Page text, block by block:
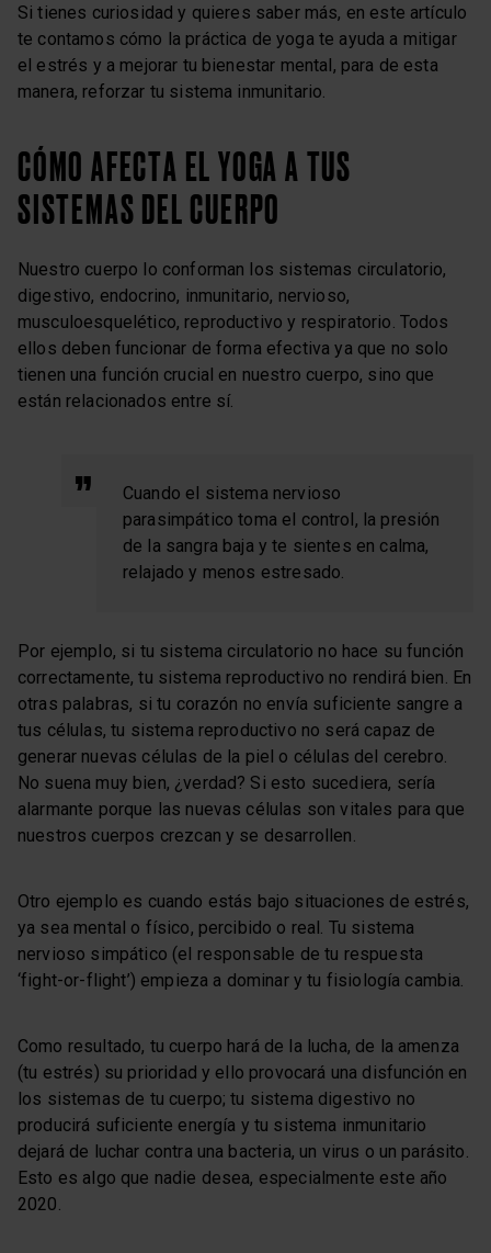
Si tienes curiosidad y quieres saber más, en este artículo
te contamos cómo la práctica de yoga te ayuda a mitigar
el estrés y a mejorar tu bienestar mental, para de esta
manera, reforzar tu sistema inmunitario.
CÓMO AFECTA EL YOGA A TUS
SISTEMAS DEL CUERPO
Nuestro cuerpo lo conforman los sistemas circulatorio,
digestivo, endocrino, inmunitario, nervioso,
musculoesquelético, reproductivo y respiratorio. Todos
ellos deben funcionar de forma efectiva ya que no solo
tienen una función crucial en nuestro cuerpo, sino que
están relacionados entre sí.
Cuando el sistema nervioso
parasimpático toma el control, la presión
de la sangra baja y te sientes en calma,
relajado y menos estresado.
Por ejemplo, si tu sistema circulatorio no hace su función
correctamente, tu sistema reproductivo no rendirá bien. En
otras palabras, si tu corazón no envía suficiente sangre a
tus células, tu sistema reproductivo no será capaz de
generar nuevas células de la piel o células del cerebro.
No suena muy bien, ¿verdad? Si esto sucediera, sería
alarmante porque las nuevas células son vitales para que
nuestros cuerpos crezcan y se desarrollen.
Otro ejemplo es cuando estás bajo situaciones de estrés,
ya sea mental o físico, percibido o real. Tu sistema
nervioso simpático (el responsable de tu respuesta
‘fight-or-flight’) empieza a dominar y tu fisiología cambia.
Como resultado, tu cuerpo hará de la lucha, de la amenza
(tu estrés) su prioridad y ello provocará una disfunción en
los sistemas de tu cuerpo; tu sistema digestivo no
producirá suficiente energía y tu sistema inmunitario
dejará de luchar contra una bacteria, un virus o un parásito.
Esto es algo que nadie desea, especialmente este año
2020.